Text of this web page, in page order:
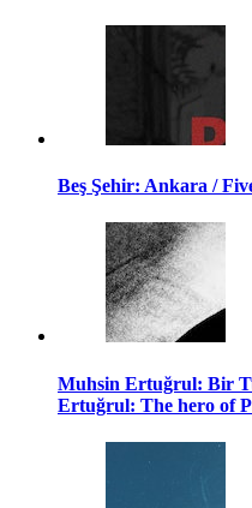
Beş Şehir: Ankara /
Muhsin Ertuğrul: Bir
Ertuğrul: The hero of